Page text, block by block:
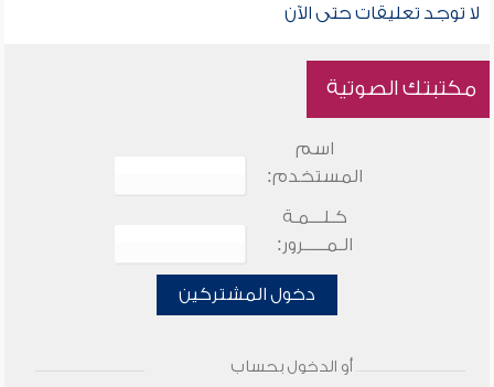
لا توجد تعليقات حتى الآن
مكتبتك الصوتية
اسم
المستخدم:
كـلـــمـة
الـمـــــرور:
دخول المشتركين
أو الدخول بحساب